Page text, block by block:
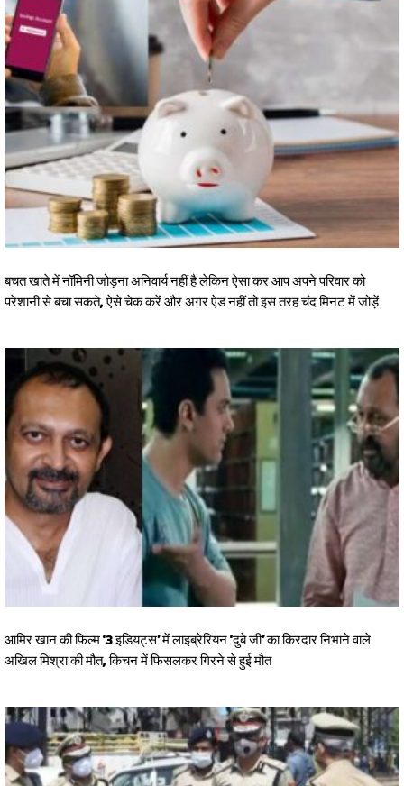
बचत खाते में नॉमिनी जोड़ना अनिवार्य नहीं है लेकिन ऐसा कर आप अपने परिवार को
परेशानी से बचा सकते, ऐसे चेक करें और अगर ऐड नहीं तो इस तरह चंद मिनट में जोड़ें
आमिर खान की फिल्म ‘3 इडियट्स’ में लाइब्रेरियन ‘दुबे जी’ का किरदार निभाने वाले
अखिल मिश्रा की मौत, किचन में फिसलकर गिरने से हुई मौत